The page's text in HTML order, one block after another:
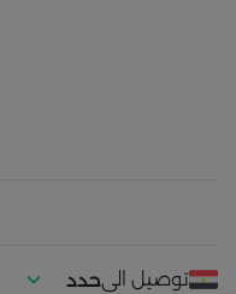
توصيل الىحدد